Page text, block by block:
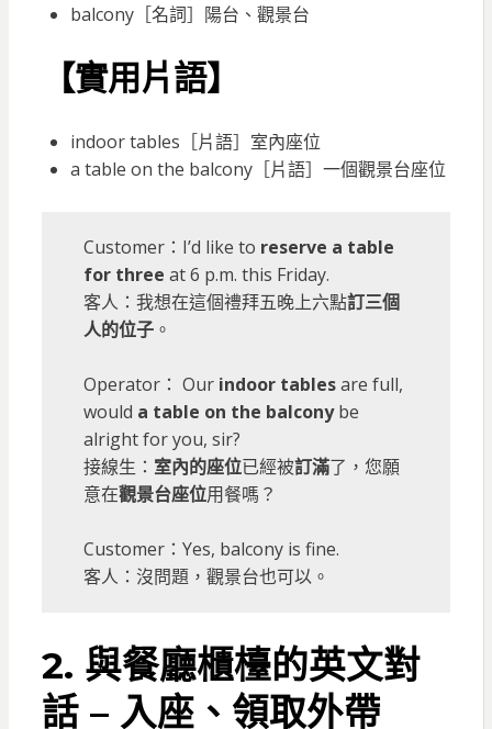
balcony［名詞］陽台、觀景台
【實用片語】
indoor tables［片語］室內座位
a table on the balcony［片語］一個觀景台座位
Customer：I’d like to reserve a table
for three at 6 p.m. this Friday.
客人：我想在這個禮拜五晚上六點訂三個
人的位子。
Operator： Our indoor tablesare full,
would a table on the balconybe
alright for you, sir?
接線生： 室內的座位已經被訂滿了，您願
意在觀景台座位用餐嗎？
Customer：Yes, balcony is fine.
客人：沒問題，觀景台也可以。
2. 與餐廳櫃檯的英文對
話 – 入座、領取外帶